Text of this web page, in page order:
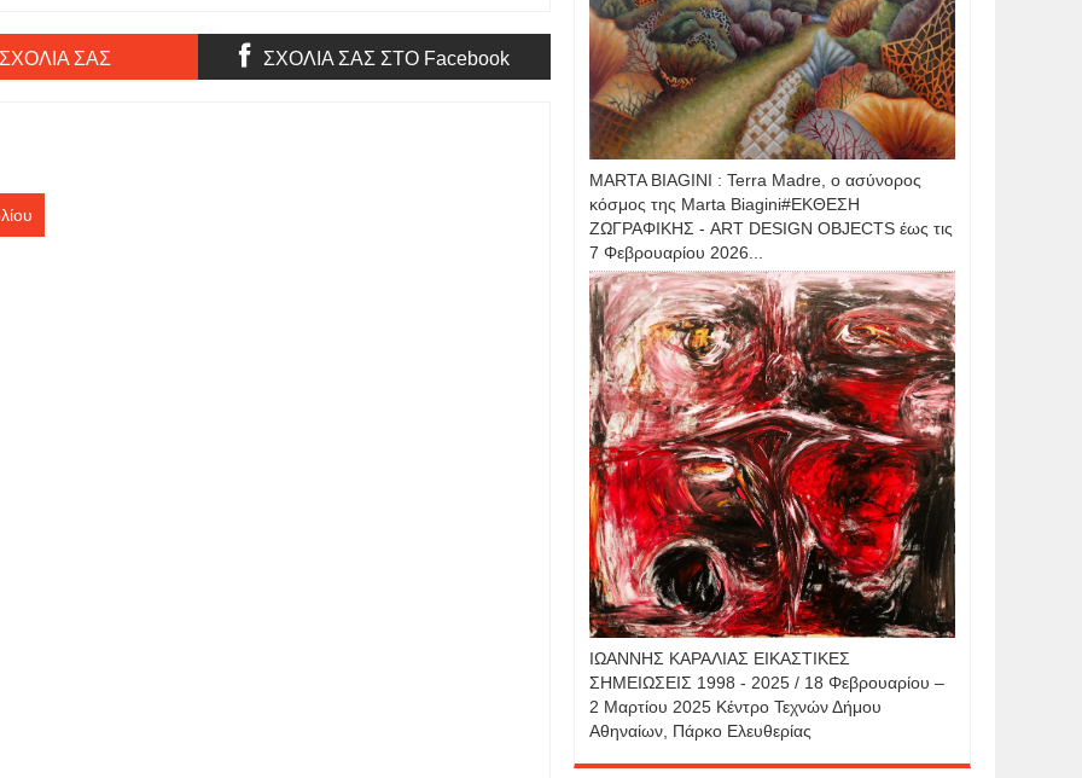
Σάββατο
σε μια μεγάλη σκηνή
αφιερωμένη στο πιάνο!
ΣΑΣ ΣΧΟΛΙΑ ΣΑΣ ΣΤΟ Facebook
MARTA BIAGINI : Terra Madre, ο ασύνορος
κόσμος της Marta Biagini#ΕΚΘΕΣΗ
ΖΩΓΡΑΦΙΚΗΣ - ART DESIGN OBJECTS έως τις
7 Φεβρουαρίου 2026...
IΩΑΝΝΗΣ KAΡΑΛΙΑΣ ΕΙΚΑΣΤΙΚΕΣ
ΣΗΜΕΙΩΣΕΙΣ 1998 - 2025 / 18 Φεβρουαρίου –
2 Μαρτίου 2025 Κέντρο Τεχνών Δήμου
Αθηναίων, Πάρκο Ελευθερίας